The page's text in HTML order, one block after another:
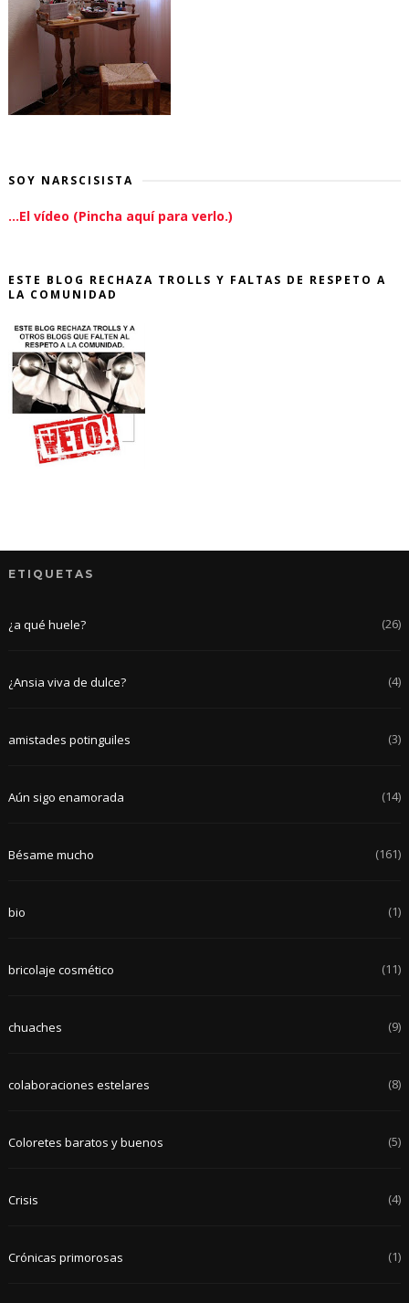
SOY NARSCISISTA
...El vídeo (Pincha aquí para verlo.)
ESTE BLOG RECHAZA TROLLS Y FALTAS DE RESPETO A
LA COMUNIDAD
ETIQUETAS
¿a qué huele? (26)
¿Ansia viva de dulce? (4)
amistades potinguiles (3)
Aún sigo enamorada (14)
Bésame mucho (161)
bio (1)
bricolaje cosmético (11)
chuaches (9)
colaboraciones estelares (8)
Coloretes baratos y buenos (5)
Crisis (4)
Crónicas primorosas (1)